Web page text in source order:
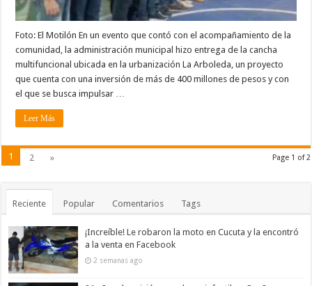
Foto: El Motilón En un evento que contó con el acompañamiento de la
comunidad, la administración municipal hizo entrega de la cancha
multifuncional ubicada en la urbanización La Arboleda, un proyecto
que cuenta con una inversión de más de 400 millones de pesos y con
el que se busca impulsar …
Leer Más
Page 1 of 2
1 2 »
Reciente Popular Comentarios Tags
¡Increíble! Le robaron la moto en Cucuta y la encontró
a la venta en Facebook
2 semanas ago